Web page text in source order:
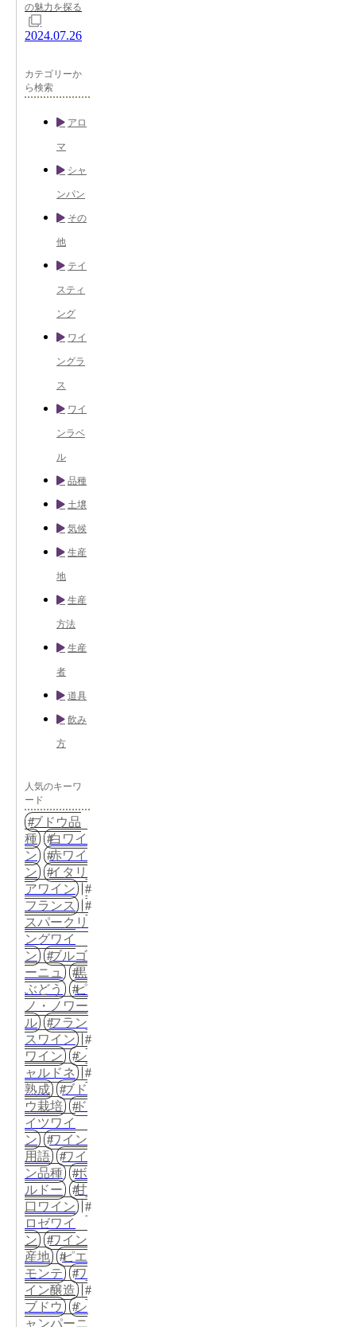
の魅力を探る
2024.07.26
カテゴリーか
ら検索
アロ
マ
シャ
ンパン
その
他
テイ
スティ
ング
ワイ
ングラ
ス
ワイ
ンラベ
ル
品種
土壌
気候
生産
地
生産
方法
生産
者
道具
飲み
方
人気のキーワ
ード
ブドウ品
種
白ワイ
ン
赤ワイ
ン
イタリ
アワイン
フランス
スパークリ
ングワイ
ン
ブルゴ
ーニュ
黒
ぶどう
ピ
ノ・ノワー
ル
フラン
スワイン
ワイン
シ
ャルドネ
熟成
ブド
ウ栽培
ド
イツワイ
ン
ワイン
用語
ワイ
ン品種
ボ
ルドー
甘
口ワイン
ロゼワイ
ン
ワイン
産地
ピエ
モンテ
ワ
イン醸造
ブドウ
シ
ャンパーニ